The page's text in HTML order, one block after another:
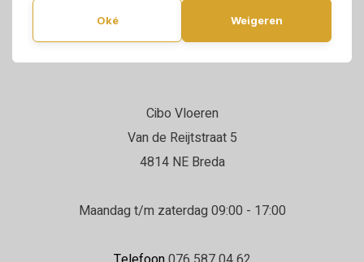
Oké Weigeren
Cibo Vloeren
Van de Reijtstraat 5
4814 NE Breda
Maandag t/m zaterdag 09:00 - 17:00